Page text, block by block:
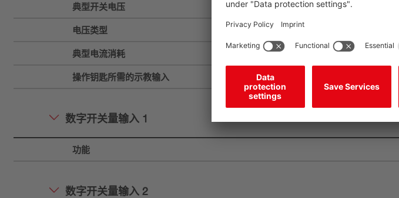
典型开关电压
电压类型
典型电流消耗
操作钥匙所需的示教输入
数字开关量输入 1
功能
数字开关量输入 2